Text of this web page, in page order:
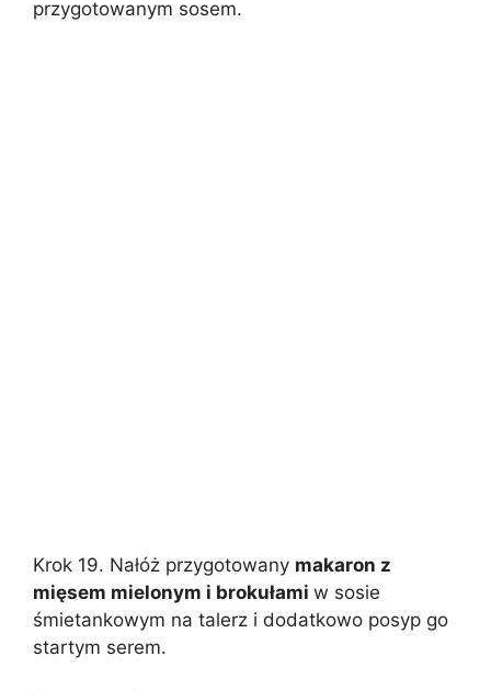
przygotowanym sosem.
Krok 19. Nałóż przygotowany makaron z
mięsem mielonym i brokułami w sosie
śmietankowym na talerz i dodatkowo posyp go
startym serem.